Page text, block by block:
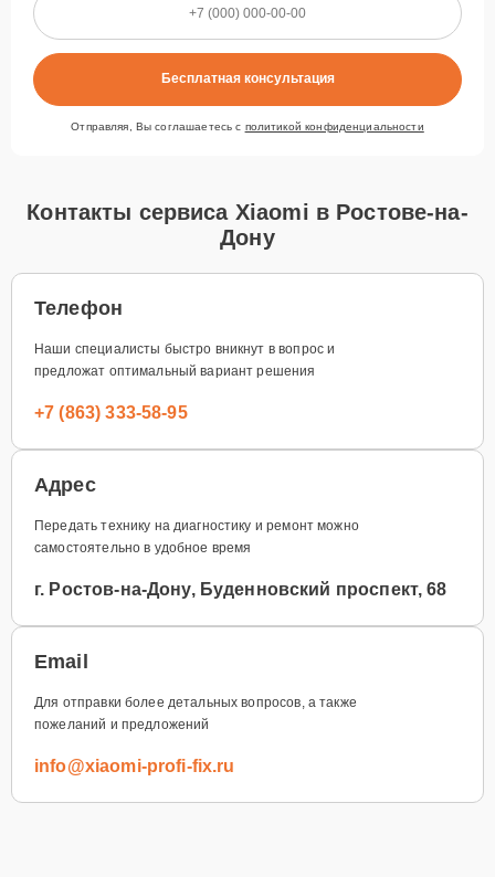
Бесплатная консультация
Отправляя, Вы соглашаетесь с политикой конфиденциальности
Контакты сервиса Xiaomi в Ростове-на-
Дону
Телефон
Наши специалисты быстро вникнут в вопрос и
предложат оптимальный вариант решения
+7 (863) 333-58-95
Адрес
Передать технику на диагностику и ремонт можно
самостоятельно в удобное время
г. Ростов-на-Дону, Буденновский проспект, 68
Email
Для отправки более детальных вопросов, а также
пожеланий и предложений
info@xiaomi-profi-fix.ru